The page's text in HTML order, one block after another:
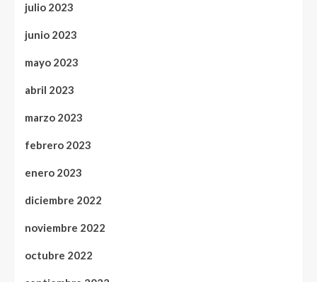
julio 2023
junio 2023
mayo 2023
abril 2023
marzo 2023
febrero 2023
enero 2023
diciembre 2022
noviembre 2022
octubre 2022